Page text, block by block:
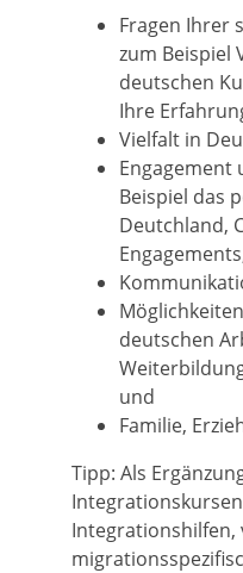
Fragen Ihrer
zum Beispiel
deutschen
Ihre
Vielfalt in
Engagement
Beispiel das
Deutchland,
deutschen
und
Familie,
Tipp: Als
Integrationshilfen,